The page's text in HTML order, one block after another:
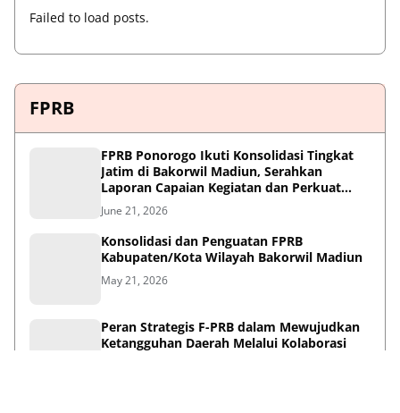
Failed to load posts.
FPRB
FPRB Ponorogo Ikuti Konsolidasi Tingkat
Jatim di Bakorwil Madiun, Serahkan
Laporan Capaian Kegiatan dan Perkuat
Sinergi Pentahelix
June 21, 2026
Konsolidasi dan Penguatan FPRB
Kabupaten/Kota Wilayah Bakorwil Madiun
May 21, 2026
Peran Strategis F-PRB dalam Mewujudkan
Ketangguhan Daerah Melalui Kolaborasi